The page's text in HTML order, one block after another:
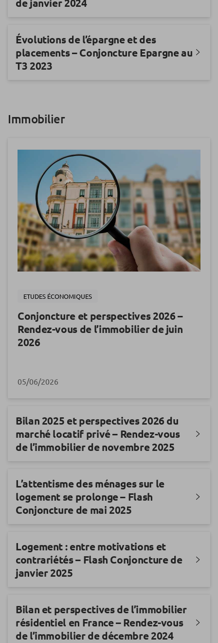
Évolutions de l’épargne et des
placements – Conjoncture Epargne au
T3 2023
Immobilier
ETUDES ÉCONOMIQUES
Conjoncture et perspectives 2026 –
Rendez-vous de l’immobilier de juin
2026
05/06/2026
Bilan 2025 et perspectives 2026 du
marché locatif privé – Rendez-vous
de l’immobilier de novembre 2025
L’attentisme des ménages sur le
logement se prolonge – Flash
Conjoncture de mai 2025
Logement : entre motivations et
contrariétés – Flash Conjoncture de
janvier 2025
Bilan et perspectives de l’immobilier
résidentiel en France – Rendez-vous
de l’immobilier de décembre 2024